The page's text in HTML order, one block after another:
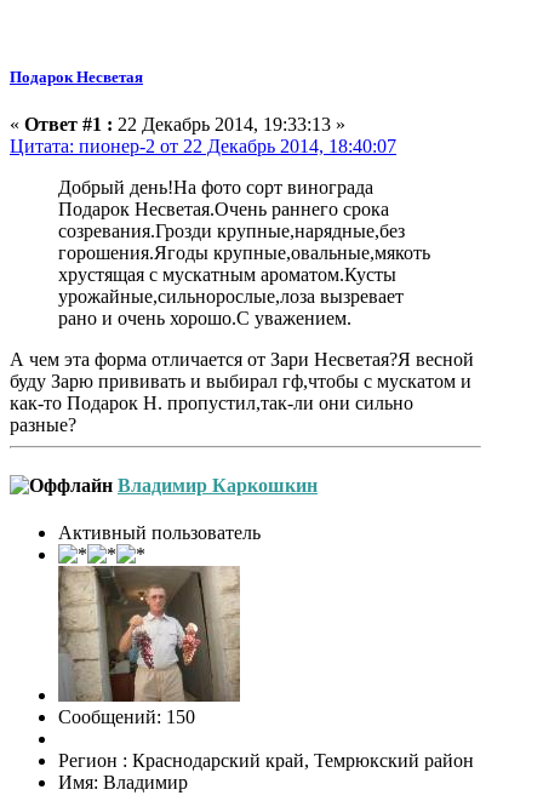
Подарок Несветая
« Ответ #1 : 22 Декабрь 2014, 19:33:13 »
Цитата: пионер-2 от 22 Декабрь 2014, 18:40:07
Добрый день!На фото сорт винограда
Подарок Несветая.Очень раннего срока
созревания.Грозди крупные,нарядные,без
горошения.Ягоды крупные,овальные,мякоть
хрустящая с мускатным ароматом.Кусты
урожайные,сильнорослые,лоза вызревает
рано и очень хорошо.С уважением.
А чем эта форма отличается от Зари Несветая?Я весной
буду Зарю прививать и выбирал гф,чтобы с мускатом и
как-то Подарок Н. пропустил,так-ли они сильно
разные?
Владимир Каркошкин
Активный пользователь
Сообщений: 150
Регион : Краснодарский край, Темрюкский район
Имя: Владимир